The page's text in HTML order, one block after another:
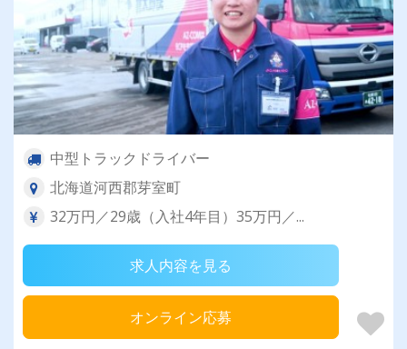
中型トラックドライバー
北海道河西郡芽室町
32万円／29歳（入社4年目）35万円／...
求人内容を見る
オンライン応募